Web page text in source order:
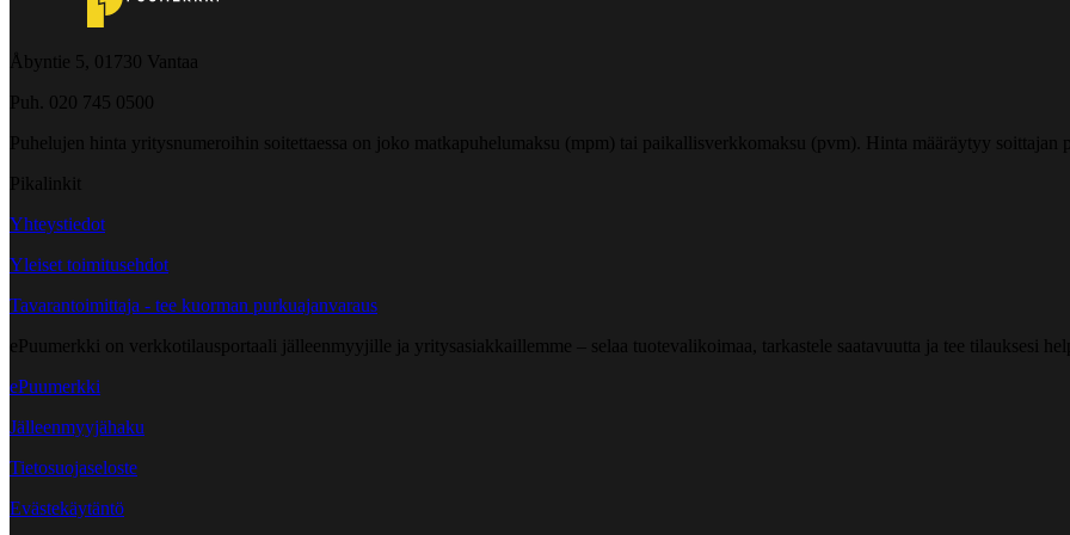
Åbyntie 5, 01730 Vantaa
Puh. 020 745 0500
Puhelujen hinta yritysnumeroihin soitettaessa on joko matkapuhelumaksu (mpm) tai paikallisverkkomaksu (pvm). Hinta määräytyy soittajan
Pikalinkit
Yhteystiedot
Yleiset toimitusehdot
Tavarantoimittaja - tee kuorman purkuajanvaraus
ePuumerkki on verkkotilausportaali jälleenmyyjille ja yritysasiakkaillemme – selaa tuotevalikoimaa, tarkastele saatavuutta ja tee tilauksesi
ePuumerkki
Jälleenmyyjähaku
Tietosuojaseloste
Evästekäytäntö